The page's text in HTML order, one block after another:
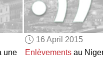
une
16 April 2015
Enlèvementsau